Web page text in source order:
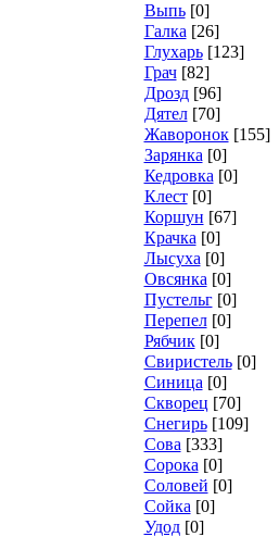
Выпь [0]
Галка [26]
Глухарь [123]
Грач [82]
Дрозд [96]
Дятел [70]
Жаворонок [155]
Зарянка [0]
Кедровка [0]
Клест [0]
Коршун [67]
Крачка [0]
Лысуха [0]
Овсянка [0]
Пустельг [0]
Перепел [0]
Рябчик [0]
Свиристель [0]
Синица [0]
Скворец [70]
Снегирь [109]
Сова [333]
Сорока [0]
Соловей [0]
Сойка [0]
Удод [0]